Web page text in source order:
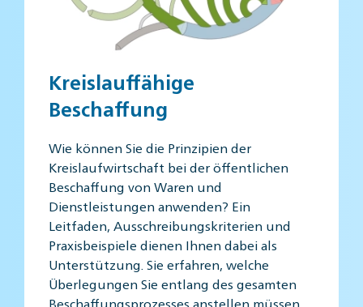
Kreislauffähige
Beschaffung
Wie können Sie die Prinzipien der
Kreislaufwirtschaft bei der öffentlichen
Beschaffung von Waren und
Dienstleistungen anwenden? Ein
Leitfaden, Ausschreibungskriterien und
Praxisbeispiele dienen Ihnen dabei als
Unterstützung. Sie erfahren, welche
Überlegungen Sie entlang des gesamten
Beschaffungsprozesses anstellen müssen.